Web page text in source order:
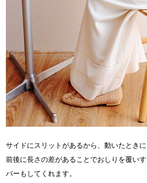
サイドにスリットがあるから、動いたとき
前後に長さの差があることでおしりを覆い
バーもしてくれます。